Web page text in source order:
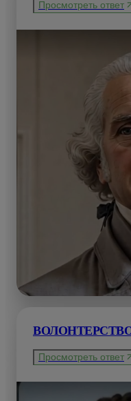
Просмотреть ответ
Просмотреть ответ